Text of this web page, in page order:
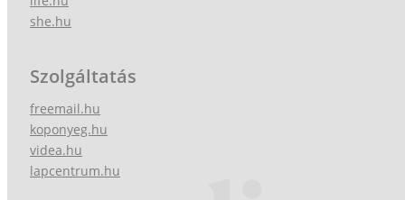
she.hu
Szolgáltatás
freemail.hu
koponyeg.hu
videa.hu
lapcentrum.hu